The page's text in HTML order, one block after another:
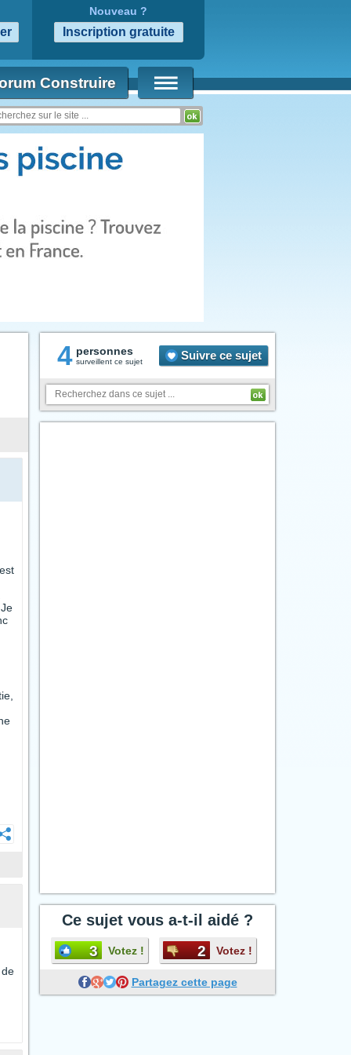
Nouveau ?
Construire
4 personnes
surveillent ce sujet Suivre ce sujet
Ce sujet vous a-t-il aidé ?
3 Votez ! 2 Votez !
Partagez cette page